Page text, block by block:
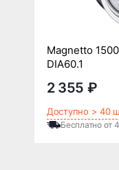
Magnetto
DIA60.1
2 355 ₽
Доступно > 40
Бесплатно от